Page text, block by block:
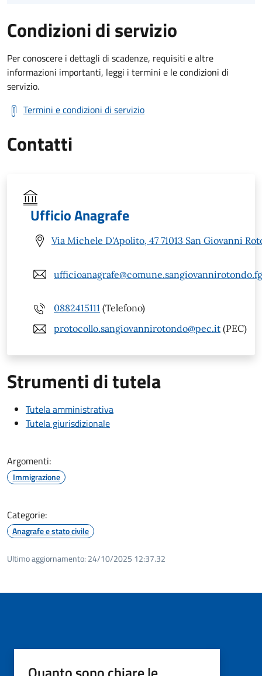
Condizioni di servizio
Per conoscere i dettagli di scadenze, requisiti e altre
informazioni importanti, leggi i termini e le condizioni di
servizio.
Termini e condizioni di servizio
Contatti
Ufficio Anagrafe
Via Michele D'Apolito, 47 71013 San Giovanni
0882415111 (Telefono)
protocollo.sangiovannirotondo@pec.it (PEC)
Strumenti di tutela
Tutela amministrativa
Tutela giurisdizionale
Argomenti:
Immigrazione
Categorie:
Anagrafe e stato civile
Ultimo aggiornamento: 24/10/2025 12:37.32